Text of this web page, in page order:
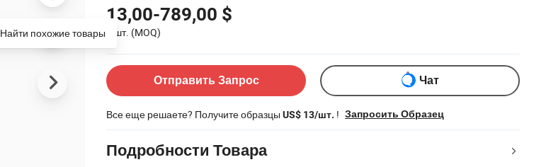
13,00-789,00 $
1 шт. (MOQ)
Отправить Запрос Чат
Все еще решаете? Получите образцы US$ 13/шт. ! Запросить Образец
Подробности Товара
Найти похожие товары